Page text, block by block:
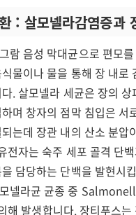
: 살모넬라감염증과
람 음성 막대균으로 편모
물이나 물을 통해 장 내로
. 살모넬라 세균은 장의 상
며 창자의 점막 침입은 서
는데 장관 내의 산소 분압
전자는 숙주 세포 골격 단
담당하는 단백을 발현시
넬라균 균종 중
발생합니다. 장티푸스는